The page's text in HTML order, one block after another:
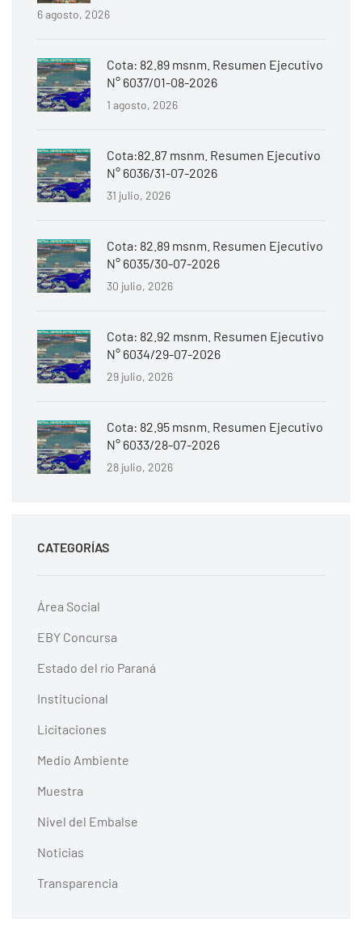
6 agosto, 2026
Cota: 82.89 msnm. Resumen Ejecutivo
N° 6037/01-08-2026
1 agosto, 2026
Cota:82.87 msnm. Resumen Ejecutivo
N° 6036/31-07-2026
31 julio, 2026
Cota: 82.89 msnm. Resumen Ejecutivo
N° 6035/30-07-2026
30 julio, 2026
Cota: 82.92 msnm. Resumen Ejecutivo
N° 6034/29-07-2026
29 julio, 2026
Cota: 82.95 msnm. Resumen Ejecutivo
N° 6033/28-07-2026
28 julio, 2026
CATEGORÍAS
Área Social
EBY Concursa
Estado del río Paraná
Institucional
Licitaciones
Medio Ambiente
Muestra
Nivel del Embalse
Noticias
Transparencia